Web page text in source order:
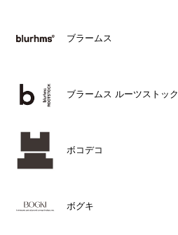
ブラームス
ブラームス ルーツストック
ボコデコ
ボグキ